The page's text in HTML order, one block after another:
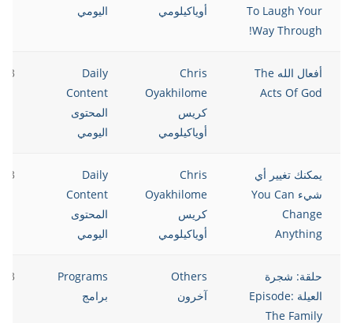
To Laugh Your
Way Through!
أوياكيلومي
اليومي
أفعال الله The
Acts Of God
Chris
Oyakhilome
كريس
أوياكيلومي
Daily
Content
المحتوى
اليومي
يمكنك تغيير أي
شيء You Can
Change
Anything
Chris
Oyakhilome
كريس
أوياكيلومي
Daily
Content
المحتوى
اليومي
حلقة: شجرة
العيلة Episode:
The Family
Others
آخرون
Programs
برامج